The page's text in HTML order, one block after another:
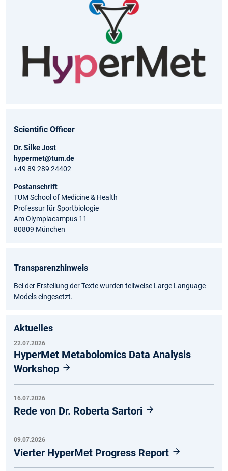
Scientific Officer
Dr. Silke Jost
hypermet@tum.de
+49 89 289 24402
Postanschrift
TUM School of Medicine & Health
Professur für Sportbiologie
Am Olympiacampus 11
80809 München
Transparenzhinweis
Bei der Erstellung der Texte wurden teilweise Large Language
Models eingesetzt.
Aktuelles
22.07.2026
HyperMet Metabolomics Data Analysis
Workshop
16.07.2026
Rede von Dr. Roberta Sartori
09.07.2026
Vierter HyperMet Progress Report